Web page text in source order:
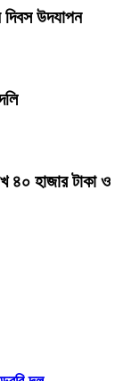
উদযাপন
৪০ হাজার টাকা ও